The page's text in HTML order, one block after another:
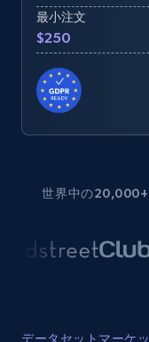
最小注文
$250
世界中の20,000+
データセットマーケ